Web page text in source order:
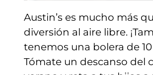
Austin’s es mucho más
diversión al aire libre.
tenemos una bolera de
Tómate un descanso del